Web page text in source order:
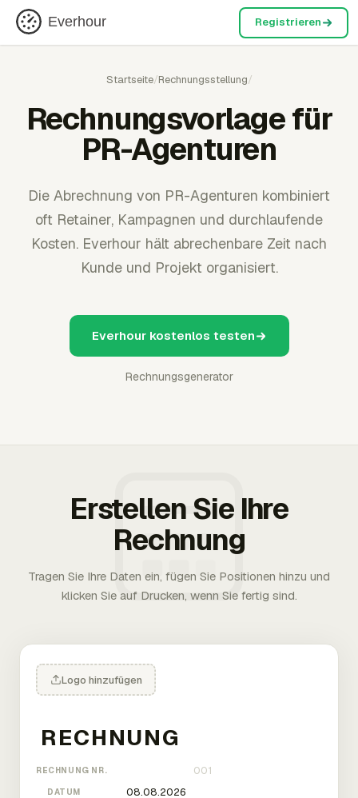
Everhour Registrieren
Startseite/Rechnungsstellung/
Rechnungsvorlage für
PR-Agenturen
Die Abrechnung von PR-Agenturen kombiniert
oft Retainer, Kampagnen und durchlaufende
Kosten. Everhour hält abrechenbare Zeit nach
Kunde und Projekt organisiert.
Everhour kostenlos testen
Rechnungsgenerator
Erstellen Sie Ihre
Rechnung
Tragen Sie Ihre Daten ein, fügen Sie Positionen hinzu und
klicken Sie auf Drucken, wenn Sie fertig sind.
Logo hinzufügen
RECHNUNG NR.
DATUM